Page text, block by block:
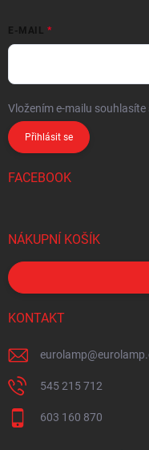
E-MAIL
Vložením e-mailu souhlasíte
Přihlásit se
FACEBOOK
NÁKUPNÍ KOŠÍK
KONTAKT
eurolamp@
545 215 712
603 160 870